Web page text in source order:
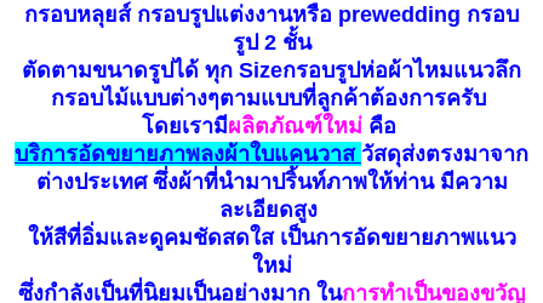
กรอบหลุยส์ กรอบรูปแต่งงานหรือ prewedding กรอบ
รูป 2 ชั้น
ตัดตามขนาดรูปได้ ทุก Sizeกรอบรูปห่อผ้าไหมแนวลึก
กรอบไม้แบบต่างๆตามแบบที่ลูกค้าต้องการครับ
โดยเรามีผลิตภัณฑ์ใหม่คือ
บริการอัดขยายภาพลงผ้าใบแคนวาส วัสดุส่งตรงมาจาก
ต่างประเทศ ซึ่งผ้าที่นำมาปริ้นท์ภาพให้ท่าน มีความ
ละเอียดสูง
ให้สีที่อิ่มและดูคมชัดสดใส เป็นการอัดขยายภาพแนว
ใหม่
ซึ่งกำลังเป็นที่นิยมเป็นอย่างมาก ในการทำเป็นของขวัญ